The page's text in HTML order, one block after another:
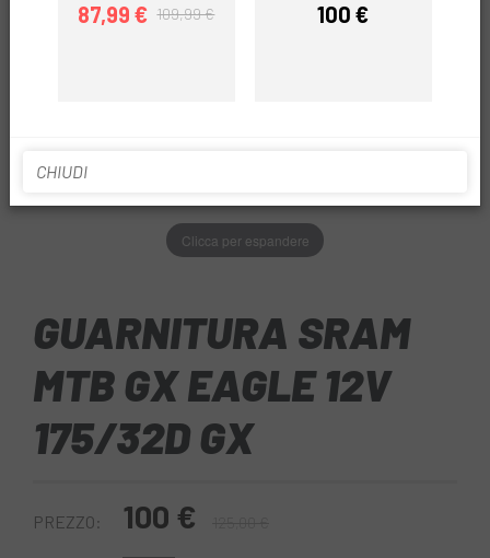
Clicca per espandere
GUARNITURA SRAM
MTB GX EAGLE 12V
175/32D GX
PREZZO: 100 €
Prezzo
87,99 €Prezzo base
109,99 €
Prezzo
100 €
CHIUDI